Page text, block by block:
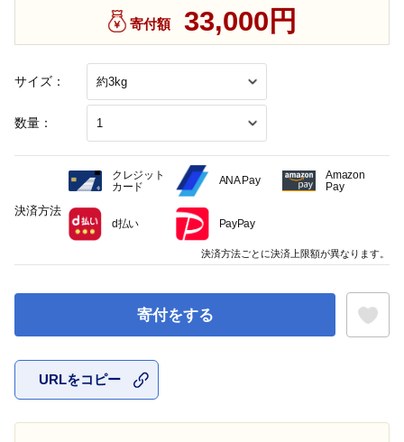
サイズ：
数量：
寄付額 33,000円
寄付をする
URLをコピー
決済方法
クレジット
カード
ANA Pay
Amazon
Pay
d払い PayPay
決済方法ごとに決済上限額が異なります。